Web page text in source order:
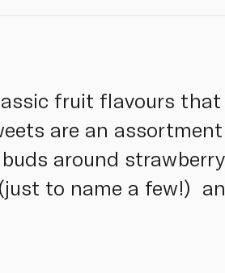
fruit flavours that
are an
around
to name a few!)